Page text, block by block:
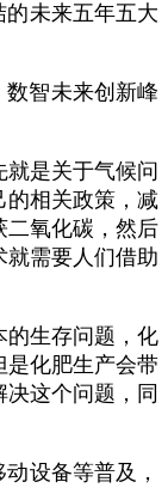
未来五年五大
是关于气候问
的相关政策，减
二氧化碳，然后
就需要人们借助
的生存问题，化
是化肥生产会带
这个问题，同
设备等普及，